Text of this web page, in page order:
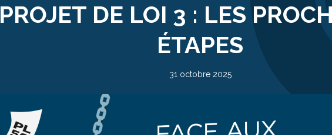
PROJET DE LOI 3 : LES
ÉTAPES
31 octobre 2025